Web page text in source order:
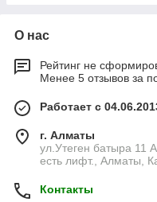
О нас
Рейтинг не
Менее 5 отзывов за
Работает с
г. Алматы
ул.Утеген батыра 11
есть лифт., Алматы,
Контакты